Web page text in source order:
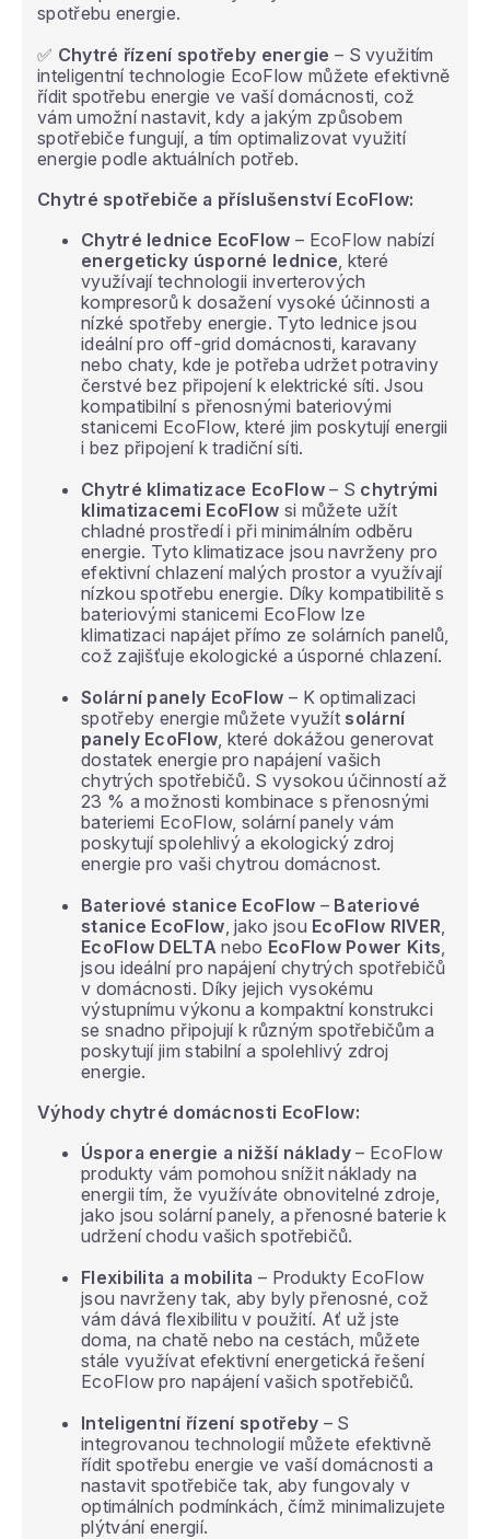
spotřebu energie.
✅ Chytré řízení spotřeby energie – S využitím
inteligentní technologie EcoFlow můžete efektivně
řídit spotřebu energie ve vaší domácnosti, což
vám umožní nastavit, kdy a jakým způsobem
spotřebiče fungují, a tím optimalizovat využití
energie podle aktuálních potřeb.
Chytré spotřebiče a příslušenství EcoFlow:
Chytré lednice EcoFlow – EcoFlow nabízí
energeticky úsporné lednice, které
využívají technologii inverterových
kompresorů k dosažení vysoké účinnosti a
nízké spotřeby energie. Tyto lednice jsou
ideální pro off-grid domácnosti, karavany
nebo chaty, kde je potřeba udržet potraviny
čerstvé bez připojení k elektrické síti. Jsou
kompatibilní s přenosnými bateriovými
stanicemi EcoFlow, které jim poskytují energii
i bez připojení k tradiční síti.
Chytré klimatizace EcoFlow– S chytrými
klimatizacemi EcoFlow si můžete užít
chladné prostředí i při minimálním odběru
energie. Tyto klimatizace jsou navrženy pro
efektivní chlazení malých prostor a využívají
nízkou spotřebu energie. Díky kompatibilitě s
bateriovými stanicemi EcoFlow lze
klimatizaci napájet přímo ze solárních panelů,
což zajišťuje ekologické a úsporné chlazení.
Solární panely EcoFlow – K optimalizaci
spotřeby energie můžete využít solární
panely EcoFlow, které dokážou generovat
dostatek energie pro napájení vašich
chytrých spotřebičů. S vysokou účinností až
23 % a možnosti kombinace s přenosnými
bateriemi EcoFlow, solární panely vám
poskytují spolehlivý a ekologický zdroj
energie pro vaši chytrou domácnost.
Bateriové stanice EcoFlow – Bateriové
stanice EcoFlow, jako jsou EcoFlow RIVER,
EcoFlow DELTAnebo EcoFlow Power Kits,
jsou ideální pro napájení chytrých spotřebičů
v domácnosti. Díky jejich vysokému
výstupnímu výkonu a kompaktní konstrukci
se snadno připojují k různým spotřebičům a
poskytují jim stabilní a spolehlivý zdroj
energie.
Výhody chytré domácnosti EcoFlow:
Úspora energie a nižší náklady – EcoFlow
produkty vám pomohou snížit náklady na
energii tím, že využíváte obnovitelné zdroje,
jako jsou solární panely, a přenosné baterie k
udržení chodu vašich spotřebičů.
Flexibilita a mobilita – Produkty EcoFlow
jsou navrženy tak, aby byly přenosné, což
vám dává flexibilitu v použití. Ať už jste
doma, na chatě nebo na cestách, můžete
stále využívat efektivní energetická řešení
EcoFlow pro napájení vašich spotřebičů.
Inteligentní řízení spotřeby – S
integrovanou technologií můžete efektivně
řídit spotřebu energie ve vaší domácnosti a
nastavit spotřebiče tak, aby fungovaly v
optimálních podmínkách, čímž minimalizujete
plýtvání energií.